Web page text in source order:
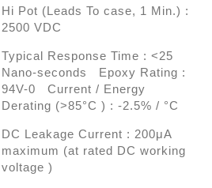
Hi Pot (Leads To case, 1 Min.) :
2500 VDC
Typical Response Time : <25
Nano-seconds Epoxy Rating :
94V-0 Current / Energy
Derating (>85°C ) : -2.5% / °C
DC Leakage Current : 200μA
maximum (at rated DC working
voltage )